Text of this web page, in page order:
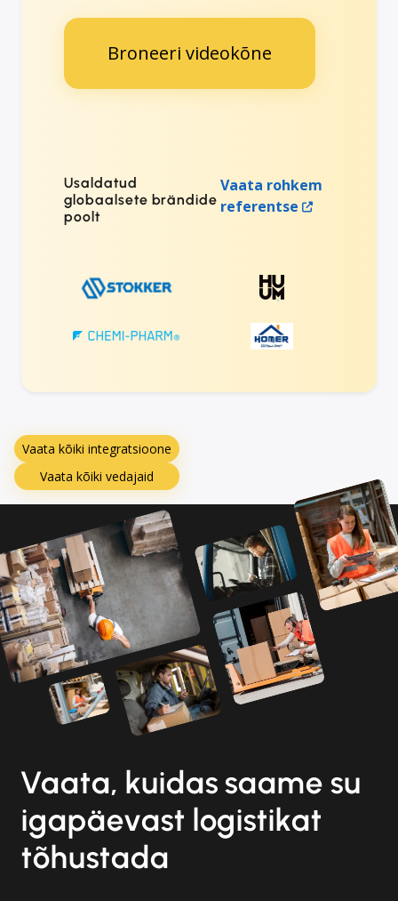
Broneeri videokõne
Usaldatud
globaalsete brändide
poolt
Vaata rohkem
referentse
Vaata kõiki integratsioone
Vaata kõiki vedajaid
Vaata, kuidas saame su
igapäevast logistikat
tõhustada